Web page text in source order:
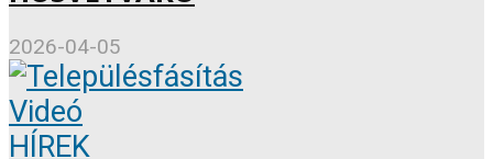
2026-04-05
Videó
HÍREK